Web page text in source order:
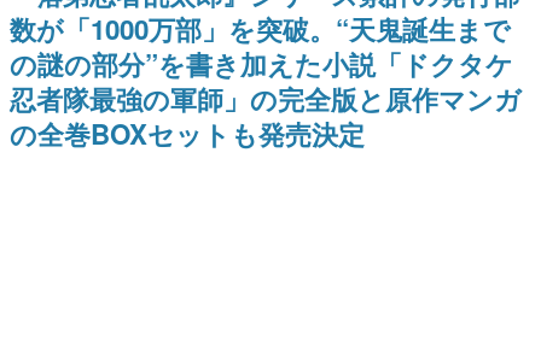
名作ゲームクリエイターの方々に製作時のエピソードをお
聞きし、ヒットする企画（ゲーム）とは何か？を探ってい
きます。
赫本
この物語を解いてはいけない。『赫本』は、〈試験問題〉
の形をした短編ホラー小説集です。
ダム・カム』開発元やチェコの
プロ野球選手から称賛の声
ム、型式番号などを配置
数が「1000万部」を突破。“天鬼誕生まで
の謎の部分”を書き加えた小説「ドクタケ
忍者隊最強の軍師」の完全版と原作マンガ
の全巻BOXセットも発売決定